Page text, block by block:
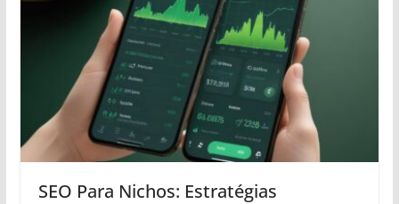
SEO Para Nichos: Estratégias